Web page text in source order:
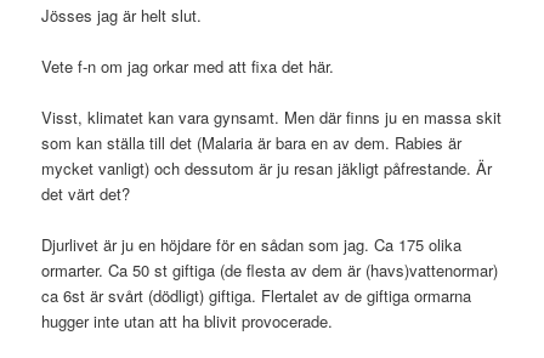
Jösses jag är helt slut.
Vete f-n om jag orkar med att fixa det här.
Visst, klimatet kan vara gynsamt. Men där finns ju en massa skit
som kan ställa till det (Malaria är bara en av dem. Rabies är
mycket vanligt) och dessutom är ju resan jäkligt påfrestande. Är
det värt det?
Djurlivet är ju en höjdare för en sådan som jag. Ca 175 olika
ormarter. Ca 50 st giftiga (de flesta av dem är (havs)vattenormar)
ca 6st är svårt (dödligt) giftiga. Flertalet av de giftiga ormarna
hugger inte utan att ha blivit provocerade.